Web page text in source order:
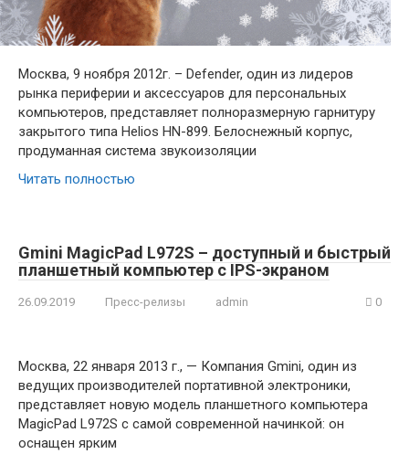
Москва, 9 ноября 2012г. – Defender, один из лидеров
рынка периферии и аксессуаров для персональных
компьютеров, представляет полноразмерную гарнитуру
закрытого типа Helios HN-899. Белоснежный корпус,
продуманная система звукоизоляции
Читать полностью
Gmini MagicPad L972S – доступный и быстрый
планшетный компьютер с IPS-экраном
26.09.2019 Пресс-релизы admin 0
Москва, 22 января 2013 г., — Компания Gmini, один из
ведущих производителей портативной электроники,
представляет новую модель планшетного компьютера
MagicPad L972S с самой современной начинкой: он
оснащен ярким